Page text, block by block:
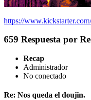
https://
659 Respuesta por
Recap
Administrador
No conectado
Re: Nos queda el doujin.